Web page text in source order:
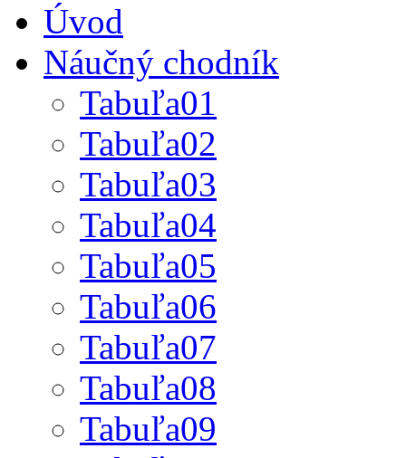
Úvod
Náučný chodník
Tabuľa01
Tabuľa02
Tabuľa03
Tabuľa04
Tabuľa05
Tabuľa06
Tabuľa07
Tabuľa08
Tabuľa09